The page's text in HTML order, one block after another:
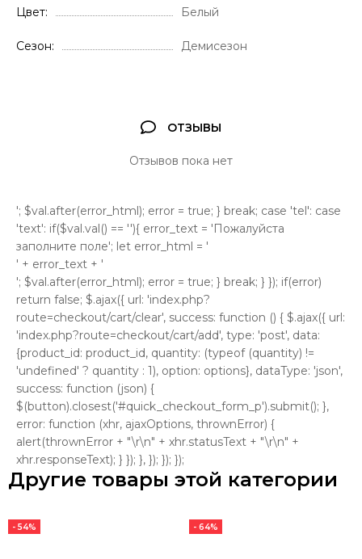
Цвет Белый
Сезон Демисезон
ОТЗЫВЫ
Отзывов пока нет
'; $val.after(error_html); error = true; } break; case 'tel': case
'text': if($val.val() == ''){ error_text = 'Пожалуйста
заполните поле'; let error_html = '
' + error_text + '
'; $val.after(error_html); error = true; } break; } }); if(error)
return false; $.ajax({ url: 'index.php?
route=checkout/cart/clear', success: function () { $.ajax({ url:
'index.php?route=checkout/cart/add', type: 'post', data:
{product_id: product_id, quantity: (typeof (quantity) !=
'undefined' ? quantity : 1), option: options}, dataType: 'json',
success: function (json) {
$(button).closest('#quick_checkout_form_p').submit(); },
error: function (xhr, ajaxOptions, thrownError) {
alert(thrownError + "\r\n" + xhr.statusText + "\r\n" +
xhr.responseText); } }); }, }); }); });
Другие товары этой категории
- 54% - 64%